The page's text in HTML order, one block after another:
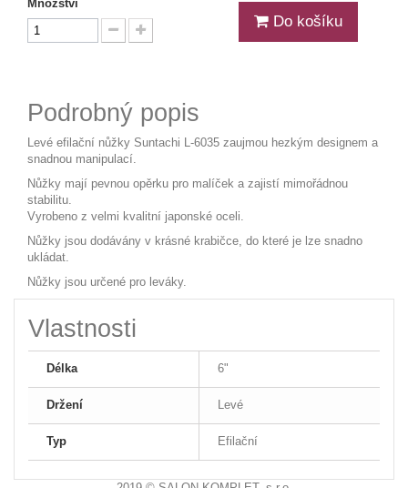
Množství
Do košíku
Podrobný popis
Levé efilační nůžky Suntachi L-6035 zaujmou hezkým designem a
snadnou manipulací.
Nůžky mají pevnou opěrku pro malíček a zajistí mimořádnou
stabilitu.
Vyrobeno z velmi kvalitní japonské oceli.
Nůžky jsou dodávány v krásné krabičce, do které je lze snadno
ukládat.
Nůžky jsou určené pro leváky.
Vlastnosti
Délka 6"
Držení Levé
Typ Efilační